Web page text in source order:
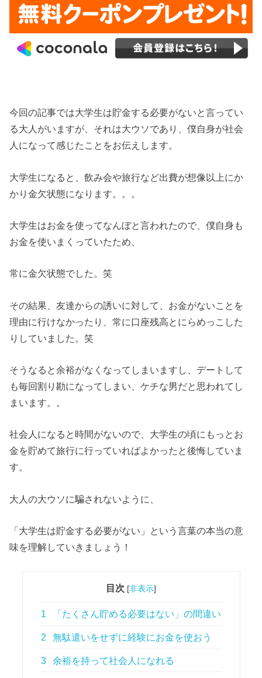
今回の記事では大学生は貯金する必要がないと言ってい
る大人がいますが、それは大ウソであり、僕自身が社会
人になって感じたことをお伝えします。
大学生になると、飲み会や旅行など出費が想像以上にか
かり金欠状態になります。。。
大学生はお金を使ってなんぼと言われたので、僕自身も
お金を使いまくっていたため、
常に金欠状態でした。笑
その結果、友達からの誘いに対して、お金がないことを
理由に行けなかったり、常に口座残高とにらめっこした
りしていました。笑
そうなると余裕がなくなってしまいますし、デートして
も毎回割り勘になってしまい、ケチな男だと思われてし
まいます。。
社会人になると時間がないので、大学生の頃にもっとお
金を貯めて旅行に行っていればよかったと後悔していま
す。
大人の大ウソに騙されないように、
「大学生は貯金する必要がない」という言葉の本当の意
味を理解していきましょう！
目次 [非表示]
1 「たくさん貯める必要はない」の間違い
2 無駄遣いをせずに経験にお金を使おう
3 余裕を持って社会人になれる